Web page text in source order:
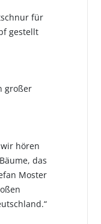
für
gestellt
großer
hören
das
Moster